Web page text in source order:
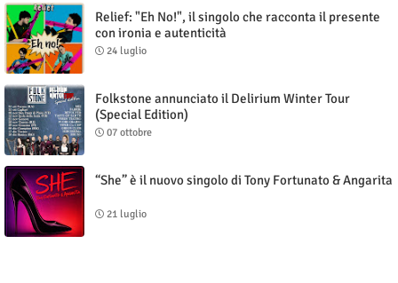
Relief: "Eh No!", il singolo che racconta il presente
con ironia e autenticità
24 luglio
Folkstone annunciato il Delirium Winter Tour
(Special Edition)
07 ottobre
“She” è il nuovo singolo di Tony Fortunato & Angarita
21 luglio